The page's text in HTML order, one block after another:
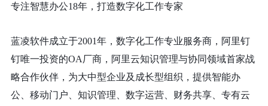
专注智慧办公18年，打造数字化工作专家
蓝凌软件成立于2001年，数字化工作专业服务商，阿里钉
钉唯一投资的OA厂商，阿里云知识管理与协同领域首家战
略合作伙伴，为大中型企业及成长型组织，提供智能办
公、移动门户、知识管理、数字运营、财务共享、专有云